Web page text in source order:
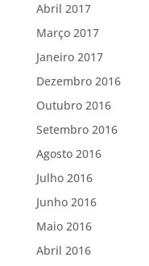
Abril 2017
Março 2017
Janeiro 2017
Dezembro 2016
Outubro 2016
Setembro 2016
Agosto 2016
Julho 2016
Junho 2016
Maio 2016
Abril 2016